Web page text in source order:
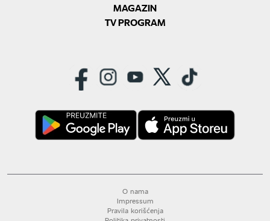
MAGAZIN
TV PROGRAM
O nama
Impressum
Pravila korišćenja